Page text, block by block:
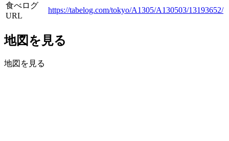
食べログ
URL
https://tabelog.com/tokyo/A1305/A130503/13193652/
地図を見る
地図を見る